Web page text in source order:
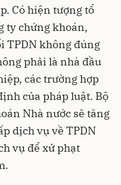
Có hiện tượng tổ
ty chứng khoán,
TPDN không đúng
phải là nhà đầu
các trường hợp
của pháp luật. Bộ
Nhà nước sẽ tăng
dịch vụ về TPDN
vụ để xử phạt